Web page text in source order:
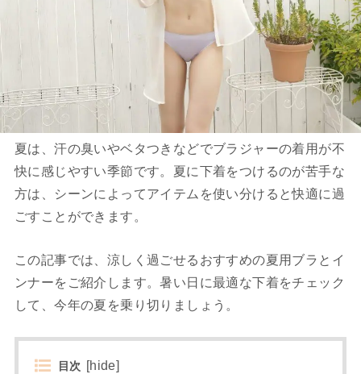
夏は、汗の臭いやベタつきなどでブラジャーの着用が不
快に感じやすい季節です。夏に下着をつけるのが苦手な
方は、シーンによってアイテムを使い分けると快適に過
ごすことができます。
この記事では、涼しく過ごせるおすすめの夏用ブラとイ
ンナーをご紹介します。暑い日に最適な下着をチェック
して、今年の夏を乗り切りましょう。
目次 [hide]